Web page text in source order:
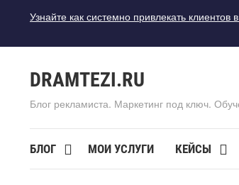
Узнайте как системно привлекать
DRAMTEZI.RU
Блог рекламиста. Маркетинг под ключ.
БЛОГ МОИ УСЛУГИ КЕЙСЫ